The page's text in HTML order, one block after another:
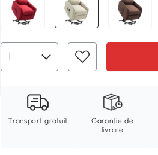
Transport gratuit
Garanție de
livrare